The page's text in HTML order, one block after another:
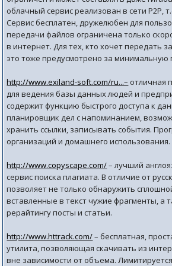
облачный сервис реализован в сети Р2Р,
Сервис бесплатен, дружелюбен для
передачи файлов ограничена только
в интернет. Для тех, кто хочет передать
это тоже предусмотрено за минимальную
http://www.exiland-soft.com/ru...– отличная
для ведения базы данных людей и
содержит функцию быстрого доступа к
планировщик дел с напоминанием,
хранить ссылки, записывать события.
организаций и домашнего использования.
http://www.copyscape.com/– лучший
сервис поиска плагиата. В отличие от
позволяет не только обнаружить
вставленные в текст чужие фрагменты, а
рерайтингу посты и статьи.
http://www.httrack.com/– бесплатная,
утилита, позволяющая скачивать из
вне зависимости от объема.